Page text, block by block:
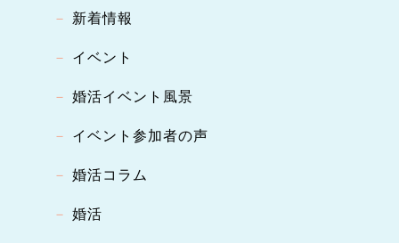
新着情報
イベント
婚活イベント風景
イベント参加者の声
婚活コラム
婚活